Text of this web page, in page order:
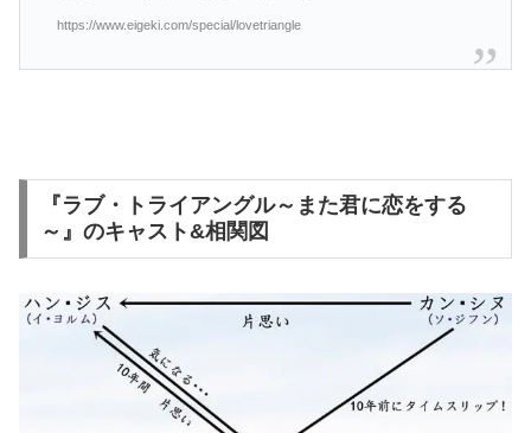
https://www.eigeki.com/special/lovetriangle
『ラブ・トライアングル～また君に恋をする
～』のキャスト&相関図